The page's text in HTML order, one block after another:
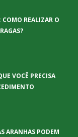
REALIZAR O
VOCÊ PRECISA
ARANHAS PODEM